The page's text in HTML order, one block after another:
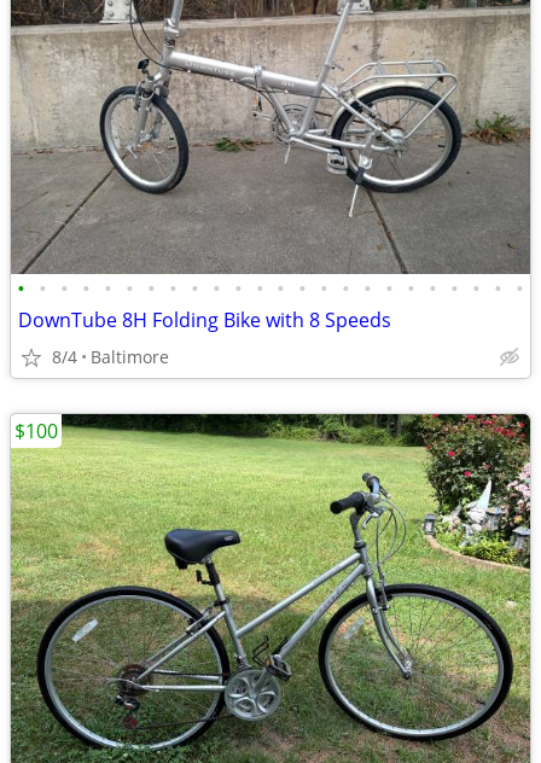
• • • • • • • • • • • • • • • • • • • • • • • •
DownTube 8H Folding Bike with 8 Speeds
8/4 Baltimore
$100